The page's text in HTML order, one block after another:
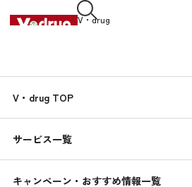
V・drug
V・drug TOP
サービス一覧
キャンペーン・おすすめ情報一覧
くすりんの